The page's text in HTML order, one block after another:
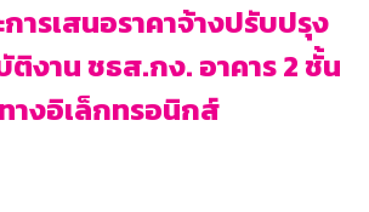
ารเสนอราคาจ้างปรับปรุง
งาน ชธส.กง. อาคาร 2 ชั้น
างอิเล็กทรอนิกส์